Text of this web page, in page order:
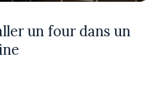
un four dans un